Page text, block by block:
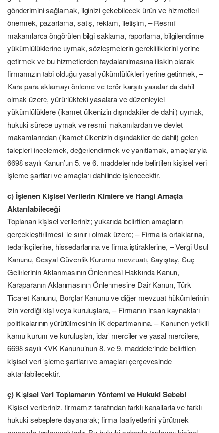
gönderimini sağlamak, ilginizi çekebilecek ürün ve hizmetleri
önermek, pazarlama, satış, reklam, iletişim, – Resmî
makamlarca öngörülen bilgi saklama, raporlama, bilgilendirme
yükümlülüklerine uymak, sözleşmelerin gerekliliklerini yerine
getirmek ve bu hizmetlerden faydalanılmasına ilişkin olarak
firmamızın tabi olduğu yasal yükümlülükleri yerine getirmek, –
Kara para aklamayı önleme ve terör karşıtı yasalar da dahil
olmak üzere, yürürlükteki yasalara ve düzenleyici
yükümlülüklere (ikamet ülkenizin dışındakiler de dahil) uymak,
hukuki sürece uymak ve resmi makamlardan ve devlet
makamlarından (ikamet ülkenizin dışındakiler de dahil) gelen
talepleri incelemek, değerlendirmek ve yanıtlamak, amaçlarıyla
6698 sayılı Kanun’un 5. ve 6. maddelerinde belirtilen kişisel veri
işleme şartları ve amaçları dahilinde işlenecektir.
c) İşlenen Kişisel Verilerin Kimlere ve Hangi Amaçla
Aktarılabileceği
Toplanan kişisel verileriniz; yukarıda belirtilen amaçların
gerçekleştirilmesi ile sınırlı olmak üzere; – Firma iş ortaklarına,
tedarikçilerine, hissedarlarına ve firma iştiraklerine, – Vergi Usul
Kanunu, Sosyal Güvenlik Kurumu mevzuatı, Sayıştay, Suç
Gelirlerinin Aklanmasının Önlenmesi Hakkında Kanun,
Karaparanın Aklanmasının Önlenmesine Dair Kanun, Türk
Ticaret Kanunu, Borçlar Kanunu ve diğer mevzuat hükümlerinin
izin verdiği kişi veya kuruluşlara, – Firmanın insan kaynakları
politikalarının yürütülmesinin İK departmanına. – Kanunen yetkili
kamu kurum ve kuruluşları, idari merciler ve yasal mercilere,
6698 sayılı KVK Kanunu’nun 8. ve 9. maddelerinde belirtilen
kişisel veri işleme şartları ve amaçları çerçevesinde
aktarılabilecektir.
ç) Kişisel Veri Toplamanın Yöntemi ve Hukuki Sebebi
Kişisel verileriniz, firmamız tarafından farklı kanallarla ve farklı
hukuki sebeplere dayanarak; firma faaliyetlerini yürütmek